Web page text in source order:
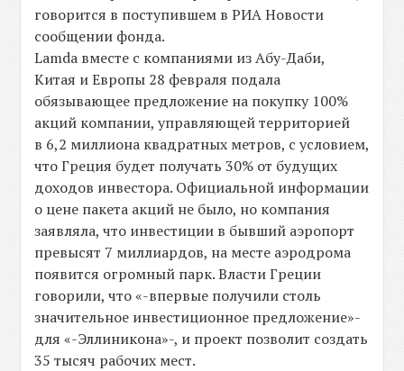
говорится в поступившем в РИА Новости
сообщении фонда.
Lamda вместе с компаниями из Абу-Даби,
Китая и Европы 28 февраля подала
обязывающее предложение на покупку 100%
акций компании, управляющей территорией
в 6,2 миллиона квадратных метров, с условием,
что Греция будет получать 30% от будущих
доходов инвестора. Официальной информации
о цене пакета акций не было, но компания
заявляла, что инвестиции в бывший аэропорт
превысят 7 миллиардов, на месте аэродрома
появится огромный парк. Власти Греции
говорили, что «-впервые получили столь
значительное инвестиционное предложение»-
для «-Эллиникона»-, и проект позволит создать
35 тысяч рабочих мест.